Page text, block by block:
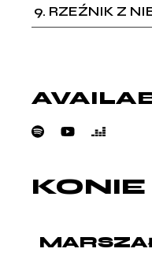
9 RZEŹNIK Z
KONIE